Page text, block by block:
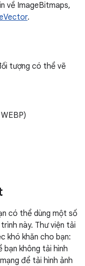
về ImageBitmaps,
.
tượng có thể vẽ
có thể dùng một số
này. Thư viện tải
khó khăn cho bạn:
bạn không tải hình
để tải hình ảnh